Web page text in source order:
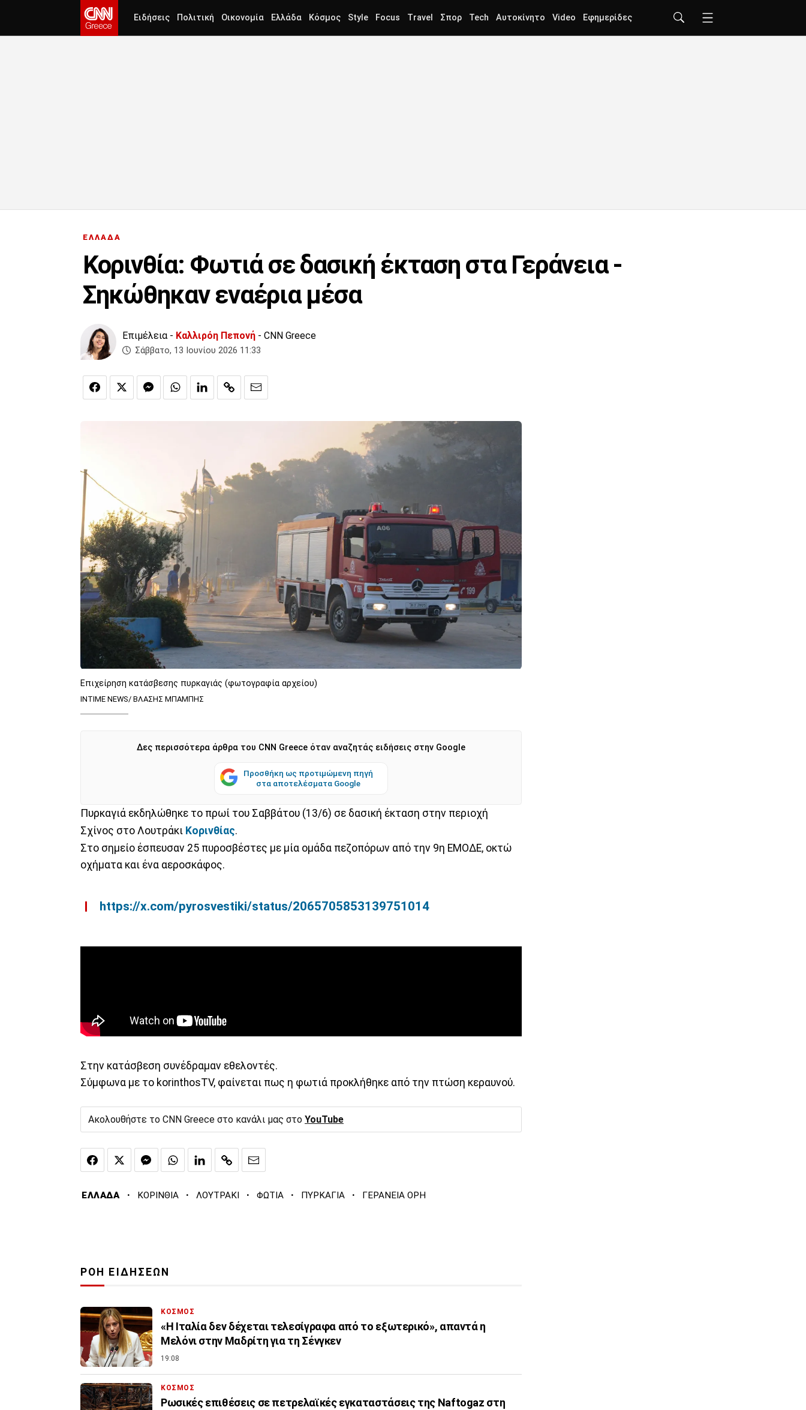
Ειδήσεις Πολιτική Οικονομία Ελλάδα Κόσμος Style Focus Travel Σπορ Tech Αυτοκίνητο Video Εφημερίδες
ΕΛΛΑΔΑ
Κορινθία: Φωτιά σε δασική έκταση στα Γεράνεια -
Σηκώθηκαν εναέρια μέσα
Επιμέλεια - Καλλιρόη Πεπονή - CNN Greece
Σάββατο, 13 Ιουνίου 2026 11:33
Επιχείρηση κατάσβεσης πυρκαγιάς (φωτογραφία αρχείου)
INTIME NEWS/ ΒΛΑΣΗΣ ΜΠΑΜΠΗΣ
Δες περισσότερα άρθρα του CNN Greece όταν αναζητάς ειδήσεις στην Google
Προσθήκη ως προτιμώμενη πηγή
στα αποτελέσματα Google
Πυρκαγιά εκδηλώθηκε το πρωί του Σαββάτου (13/6) σε δασική έκταση στην περιοχή
Σχίνος στο Λουτράκι Κορινθίας.
Στο σημείο έσπευσαν 25 πυροσβέστες με μία ομάδα πεζοπόρων από την 9η ΕΜΟΔΕ, οκτώ
οχήματα και ένα αεροσκάφος.
https://x.com/pyrosvestiki/status/2065705853139751014
Στην κατάσβεση συνέδραμαν εθελοντές.
Σύμφωνα με το korinthosTV, φαίνεται πως η φωτιά προκλήθηκε από την πτώση κεραυνού.
Ακολουθήστε το CNN Greece στο κανάλι μας στο YouTube
ΕΛΛΑΔΑ · ΚΟΡΙΝΘΙΑ · ΛΟΥΤΡΑΚΙ · ΦΩΤΙΑ · ΠΥΡΚΑΓΙΑ · ΓΕΡΑΝΕΙΑ ΟΡΗ
ΡΟΗ ΕΙΔΗΣΕΩΝ
ΚΟΣΜΟΣ
«Η Ιταλία δεν δέχεται τελεσίγραφα από το εξωτερικό», απαντά η
Μελόνι στην Μαδρίτη για τη Σένγκεν
19:08
ΚΟΣΜΟΣ
Ρωσικές επιθέσεις σε πετρελαϊκές εγκαταστάσεις της Naftogaz στη